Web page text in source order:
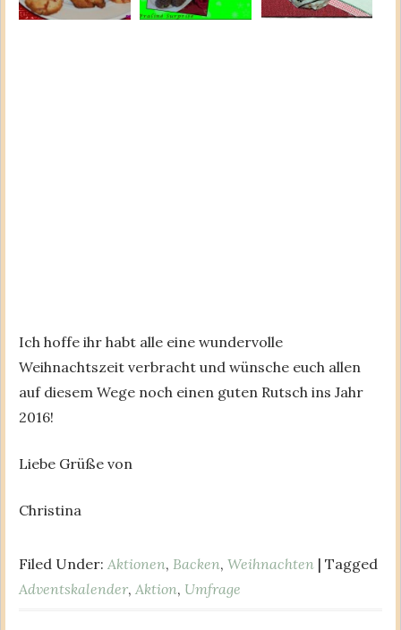
Ich hoffe ihr habt alle eine wundervolle
Weihnachtszeit verbracht und wünsche euch allen
auf diesem Wege noch einen guten Rutsch ins Jahr
2016!
Liebe Grüße von
Christina
Filed Under: Aktionen, Backen, Weihnachten | Tagged
Adventskalender, Aktion, Umfrage